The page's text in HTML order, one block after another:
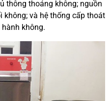
thông thoáng không; nguồn
không; và hệ thống cấp thoát
không.